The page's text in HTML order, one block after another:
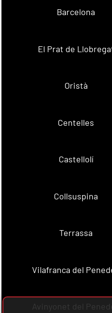
Barcelona
El Prat de
Oristà
Centelles
Castellolí
Collsuspina
Terrassa
Vilafranca del
Avinyonet del